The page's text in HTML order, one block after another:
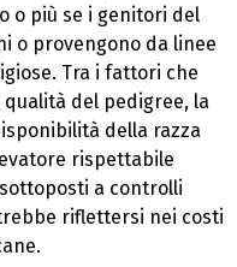
o più se i genitori del
o provengono da linee
Tra i fattori che
del pedigree, la
della razza
rispettabile
a controlli
riflettersi nei costi